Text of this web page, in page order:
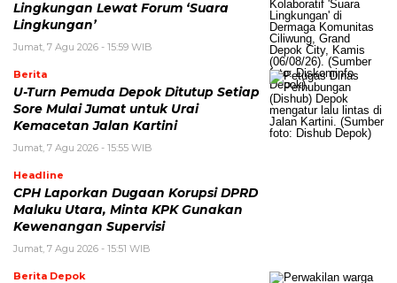
Lingkungan Lewat Forum ‘Suara
Lingkungan’
Jumat, 7 Agu 2026 - 15:59 WIB
Berita
U-Turn Pemuda Depok Ditutup Setiap
Sore Mulai Jumat untuk Urai
Kemacetan Jalan Kartini
Jumat, 7 Agu 2026 - 15:55 WIB
Headline
CPH Laporkan Dugaan Korupsi DPRD
Maluku Utara, Minta KPK Gunakan
Kewenangan Supervisi
Jumat, 7 Agu 2026 - 15:51 WIB
Berita Depok